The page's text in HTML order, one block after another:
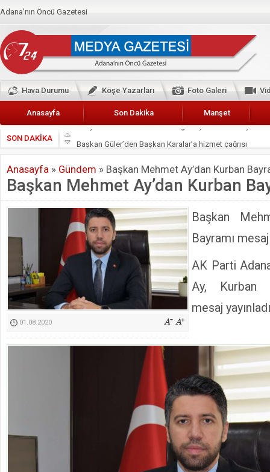
Adana'nın Öncü Gazetesi
Hava Durumu Köşe Yazarları Foto Galeri
Anasayfa Son Dakika Manşet
SON DAKİKA
Lokantacılar ve Kebapçılar Esnaf Odası Başkanı Şefik
Hak-İş Abdurrahman Yücel
HDP İL BİNASININ ÖNÜNDE ANNELER TARİH
CEYHAN TİCARET ODASI
Hainler emellerine asla erişemeyecekler
BÖLGEMİZ ÇUKUROVA’DA 2019 YILI PAMUK
İyi Parti Yüreğir İlçe Başkanı Enis Akyürek
Kimyasallardan Koruma Derneği Başkanı Cennet Çelik
Anasayfa » Gündem » Başkan Mehmet Ay’dan Kurban
Başkan Mehmet Ay’dan Kurban
01.08.2020
Başkan
Bayramı
AK Parti
Ay, Kurban
mesaj